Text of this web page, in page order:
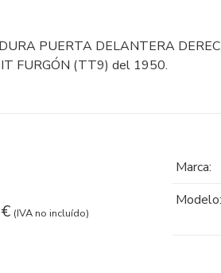
PUERTA DELANTERA
FURGÓN (TT9) del 1950.
€ (IVA no incluído)
Marca:
Modelo: